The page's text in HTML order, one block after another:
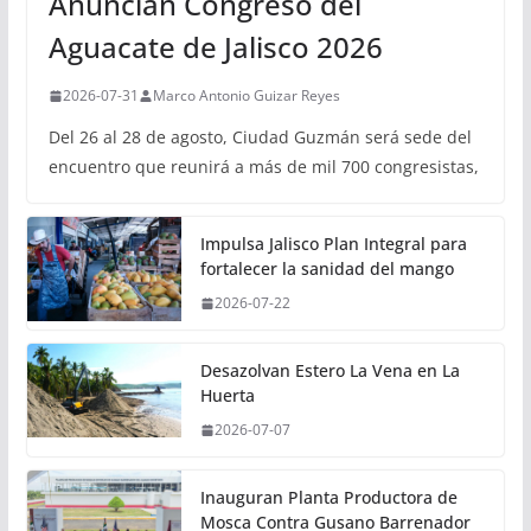
Aguacate de Jalisco 2026
2026-07-31 Marco Antonio Guizar Reyes
Del 26 al 28 de agosto, Ciudad Guzmán será sede del
encuentro que reunirá a más de mil 700 congresistas,
Impulsa Jalisco Plan Integral para
fortalecer la sanidad del mango
2026-07-22
Desazolvan Estero La Vena en La
Huerta
2026-07-07
Inauguran Planta Productora de
Mosca Contra Gusano Barrenador